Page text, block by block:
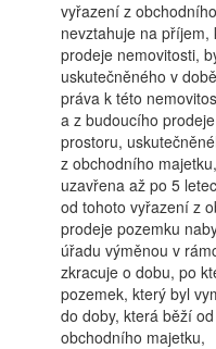
vyřazení z
nevztahuje na
prodeje nemovitosti,
uskutečněného v
práva k této
a z budoucího
prostoru,
z obchodního
uzavřena až po 5
od tohoto vyřazení z
prodeje pozemku
úřadu výměnou v
zkracuje o dobu, po
pozemek, který byl
do doby, která běží
obchodního majetku,